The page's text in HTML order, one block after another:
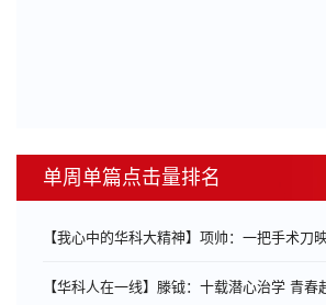
单周单篇点击量排名
【我心中的华科大精神】项帅：一把手术刀
【华科人在一线】滕钺：十载潜心治学 青春